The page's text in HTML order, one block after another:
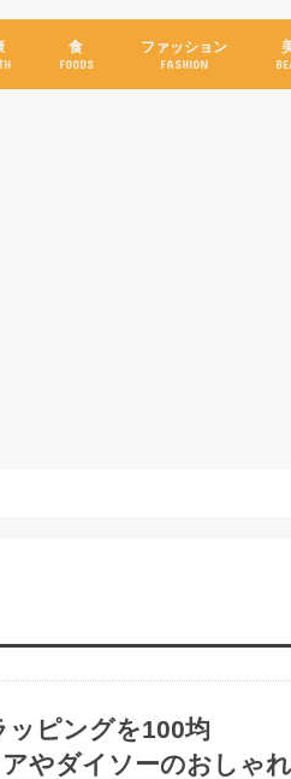
食
FOODS
ファッション
FASHION
ッピングを100均
やダイソーのおしゃれ